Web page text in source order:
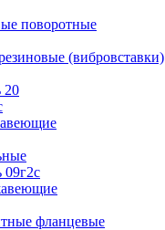
поворотные
(вибровставки)
20
09г2с
фланцевые